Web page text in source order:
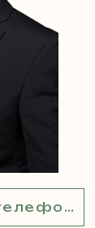
Показати номер телефону